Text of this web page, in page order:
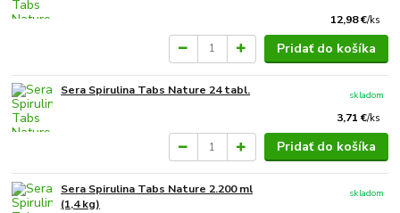
12,98 €/ks
Pridať do košíka
Sera Spirulina Tabs Nature 24 tabl.
3,71 €/ks
skladom
Pridať do košíka
Sera Spirulina Tabs Nature 2.200 ml
(1,4 kg)
skladom